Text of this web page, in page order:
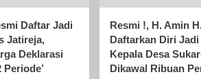
Daftar Jadi
Jatireja,
Deklarasi
Periode’
Resmi !, H. Amin
Daftarkan Diri
Kepala Desa
Dikawal Ribuan